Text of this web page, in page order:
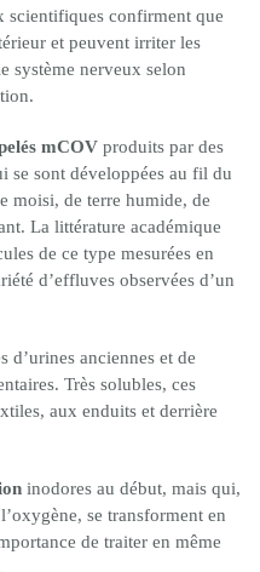
scientifiques confirment que
et peuvent irriter les
système nerveux selon
mCOV produits par des
se sont développées au fil du
moisi, de terre humide, de
La littérature académique
de ce type mesurées en
d’effluves observées d’un
d’urines anciennes et de
Très solubles, ces
aux enduits et derrière
inodores au début, mais qui,
se transforment en
de traiter en même